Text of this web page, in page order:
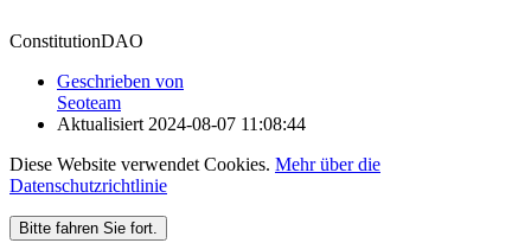
ConstitutionDAO
Geschrieben von
Seoteam
Aktualisiert2024-08-07 11:08:44
Diese Website verwendet Cookies. Mehr über die
Datenschutzrichtlinie
Bitte fahren Sie fort.